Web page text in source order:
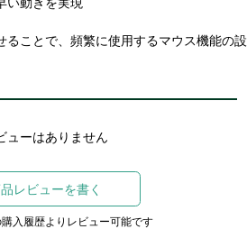
ることで、頻繁に使用するマウス機能の設
ューはありません
レビューを書く
入履歴よりレビュー可能です